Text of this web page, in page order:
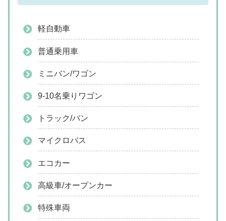
軽自動車
普通乗用車
ミニバン/ワゴン
9-10名乗りワゴン
トラック/バン
マイクロバス
エコカー
高級車/オープンカー
特殊車両